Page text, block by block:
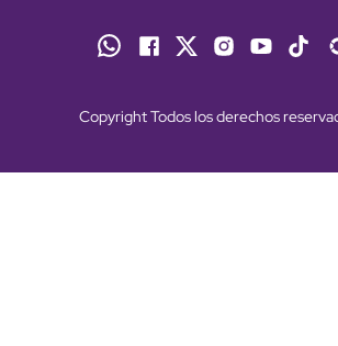
Copyright Todos los derechos